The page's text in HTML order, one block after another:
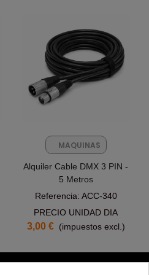
MAQUINAS
FX
Alquiler Cable DMX 3 PIN -
5 Metros
Referencia: ACC-340
PRECIO UNIDAD DIA
3,00 € (impuestos excl.)